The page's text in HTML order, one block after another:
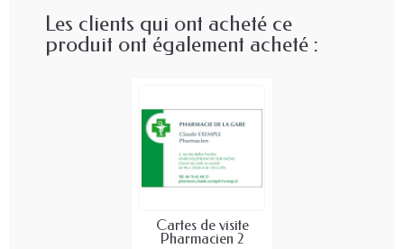
Les clients qui ont acheté ce
produit ont également acheté :
Cartes de visite
Pharmacien 2